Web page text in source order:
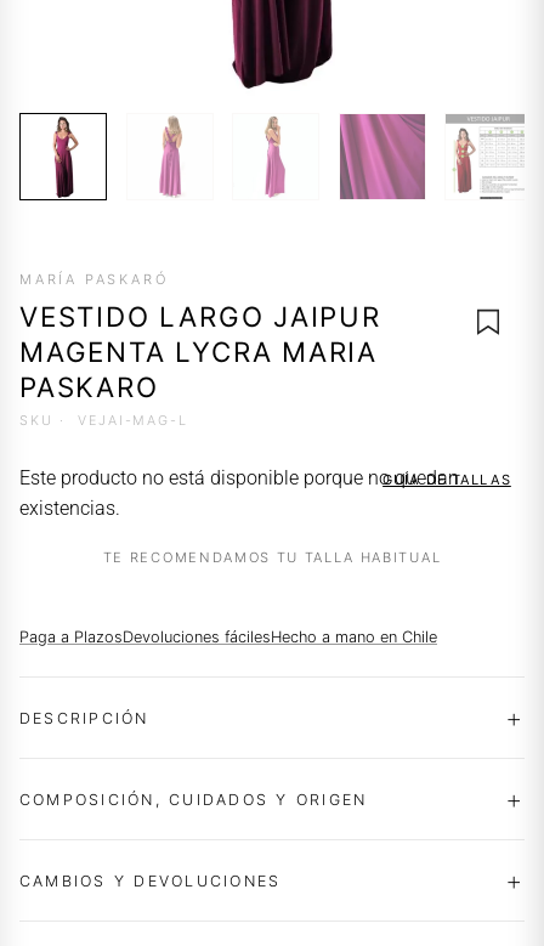
MARÍA PASKARÓ
VESTIDO LARGO JAIPUR
MAGENTA LYCRA MARIA
PASKARO
SKU · VEJAI-MAG-L
GUÍA DE TALLAS
Este producto no está disponible porque no quedan
existencias.
TE RECOMENDAMOS TU TALLA HABITUAL
Paga a PlazosDevoluciones fácilesHecho a mano en Chile
DESCRIPCIÓN
COMPOSICIÓN, CUIDADOS Y ORIGEN
CAMBIOS Y DEVOLUCIONES